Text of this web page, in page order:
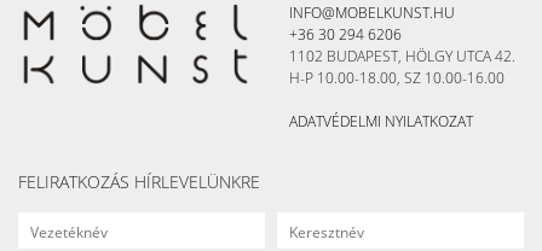
INFO@MOBELKUNST.HU
+36 30 294 6206
1102 BUDAPEST, HÖLGY UTCA 42.
H-P 10.00-18.00, SZ 10.00-16.00
ADATVÉDELMI NYILATKOZAT
FELIRATKOZÁS HÍRLEVELÜNKRE